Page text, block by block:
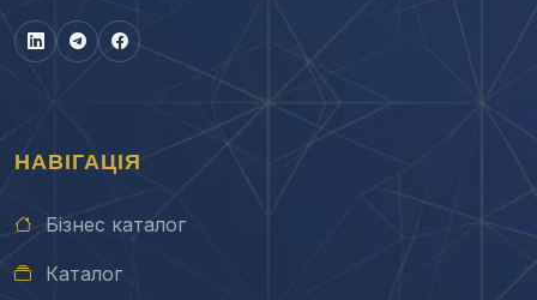
НАВІГАЦІЯ
Бізнес каталог
Каталог